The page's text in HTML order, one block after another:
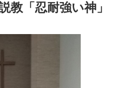
教「忍耐強い神」